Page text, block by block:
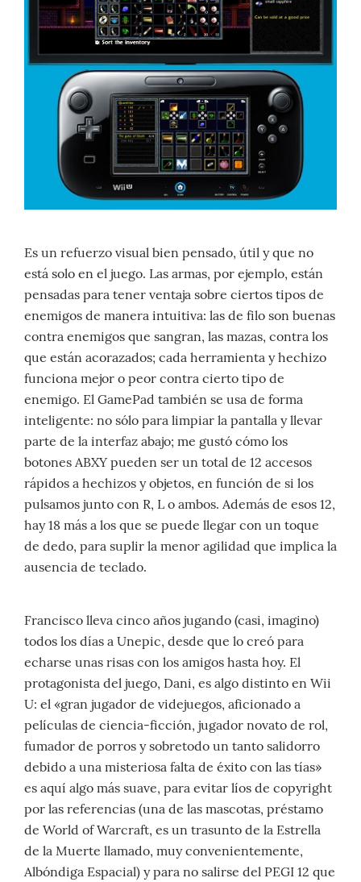
Es un refuerzo visual bien pensado, útil y que no
está solo en el juego. Las armas, por ejemplo, están
pensadas para tener ventaja sobre ciertos tipos de
enemigos de manera intuitiva: las de filo son buenas
contra enemigos que sangran, las mazas, contra los
que están acorazados; cada herramienta y hechizo
funciona mejor o peor contra cierto tipo de
enemigo. El GamePad también se usa de forma
inteligente: no sólo para limpiar la pantalla y llevar
parte de la interfaz abajo; me gustó cómo los
botones ABXY pueden ser un total de 12 accesos
rápidos a hechizos y objetos, en función de si los
pulsamos junto con R, L o ambos. Además de esos 12,
hay 18 más a los que se puede llegar con un toque
de dedo, para suplir la menor agilidad que implica la
ausencia de teclado.
Francisco lleva cinco años jugando (casi, imagino)
todos los días a Unepic, desde que lo creó para
echarse unas risas con los amigos hasta hoy. El
protagonista del juego, Dani, es algo distinto en Wii
U: el «gran jugador de videjuegos, aficionado a
películas de ciencia-ficción, jugador novato de rol,
fumador de porros y sobretodo un tanto salidorro
debido a una misteriosa falta de éxito con las tías»
es aquí algo más suave, para evitar líos de copyright
por las referencias (una de las mascotas, préstamo
de World of Warcraft, es un trasunto de la Estrella
de la Muerte llamado, muy convenientemente,
Albóndiga Espacial) y para no salirse del PEGI 12 que